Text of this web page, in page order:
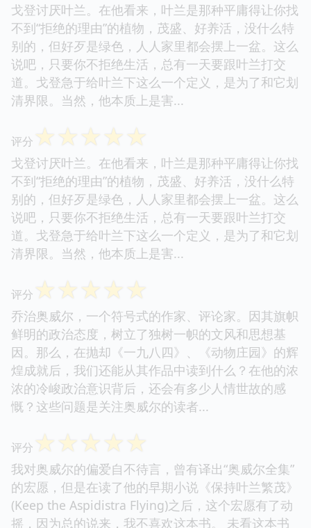
戈登讨厌叶兰。在他看来，叶兰是那种平庸得让你找
不到“拒绝的理由”的植物，茂盛、好养活，没什么特
别的，但好歹是绿色，人人家里都会摆上一盆。这么
说吧，只要你不拒绝生活，总有一天要跟叶兰打交
道。戈登急于给叶兰下这么一个定义，是为了和它划
清界限。当然，他本质上是害...
评分 ☆☆☆☆☆
戈登讨厌叶兰。在他看来，叶兰是那种平庸得让你找
不到“拒绝的理由”的植物，茂盛、好养活，没什么特
别的，但好歹是绿色，人人家里都会摆上一盆。这么
说吧，只要你不拒绝生活，总有一天要跟叶兰打交
道。戈登急于给叶兰下这么一个定义，是为了和它划
清界限。当然，他本质上是害...
评分 ☆☆☆☆☆
乔治奥威尔，一个符号式的作家、评论家。因其旗帜
鲜明的政治态度，树立了独树一帜的文风和思想基
因。那么，在抛却《一九八四》、《动物庄园》的辉
煌成就后，我们还能从其作品中读到什么？在他的浓
浓的冷峻政治意识背后，还会有多少人情世故的感
慨？这些问题是关注奥威尔的读者...
评分 ☆☆☆☆☆
我对奥威尔的偏爱自不待言，曾有译出“奥威尔全集”
的宏愿，但是在读了他的早期小说《保持叶兰繁茂》
(Keep the Aspidistra Flying)之后，这个宏愿有了动
摇，因为总的说来，我不喜欢这本书。 未看这本书